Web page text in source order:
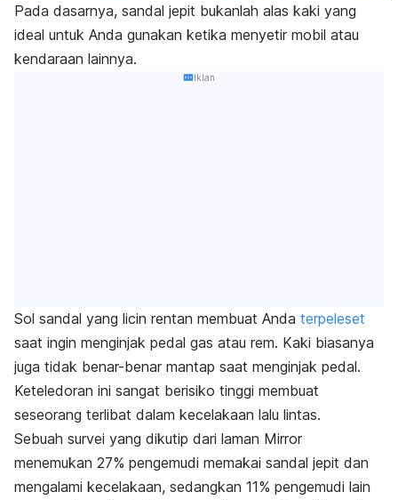
Pada dasarnya, sandal jepit bukanlah alas kaki yang
ideal untuk Anda gunakan ketika menyetir mobil atau
kendaraan lainnya.
Iklan
Sol sandal yang licin rentan membuat Anda terpeleset
saat ingin menginjak pedal gas atau rem. Kaki biasanya
juga tidak benar-benar mantap saat menginjak pedal.
Keteledoran ini sangat berisiko tinggi membuat
seseorang terlibat dalam kecelakaan lalu lintas.
Sebuah survei yang dikutip dari laman Mirror
menemukan 27% pengemudi memakai sandal jepit dan
mengalami kecelakaan, sedangkan 11% pengemudi lain